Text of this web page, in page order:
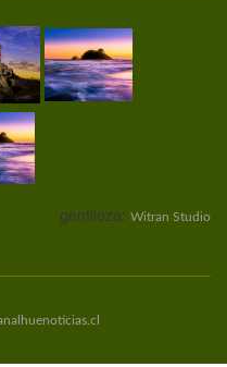
gentileza: Witran Studio